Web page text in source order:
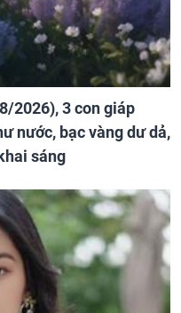
2026), 3 con giáp
nước, bạc vàng dư dả,
sáng